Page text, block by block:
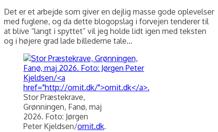
Det er et arbejde som giver en dejlig masse gode oplevelser
med fuglene, og da dette blogopslag i forvejen tenderer til
at blive “langt i spyttet” vil jeg holde lidt igen med teksten
og i højere grad lade billederne tale…
Stor Præstekrave,
Grønningen, Fanø, maj
2026. Foto: Jørgen
Peter Kjeldsen/ornit.dk.